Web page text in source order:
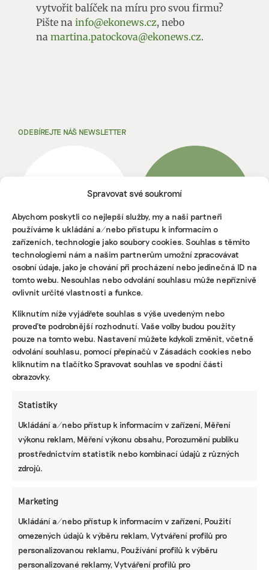
Spravovat své soukromí
Abychom poskytli co nejlepší služby, my a naši partneři
používáme k ukládání a/nebo přístupu k informacím o
zařízeních, technologie jako soubory cookies. Souhlas s těmito
technologiemi nám a našim partnerům umožní zpracovávat
osobní údaje, jako je chování při procházení nebo jedinečná ID na
tomto webu. Nesouhlas nebo odvolání souhlasu může nepříznivě
ovlivnit určité vlastnosti a funkce.
Kliknutím níže vyjádřete souhlas s výše uvedeným nebo
proveďte podrobnější rozhodnutí. Vaše volby budou použity
pouze na tomto webu. Nastavení můžete kdykoli změnit, včetně
odvolání souhlasu, pomocí přepínačů v Zásadách cookies nebo
kliknutím na tlačítko Spravovat souhlas ve spodní části
obrazovky.
Statistiky
Ukládání a/nebo přístup k informacím v zařízení, Měření
výkonu reklam, Měření výkonu obsahu, Porozumění publiku
prostřednictvím statistik nebo kombinací údajů z různých
zdrojů.
Marketing
Ukládání a/nebo přístup k informacím v zařízení, Použití
omezených údajů k výběru reklam, Vytváření profilů pro
personalizovanou reklamu, Používání profilů k výběru
personalizované reklamy, Vytváření profilů pro
vytvořit balíček na míru pro svou firmu?
Pište na info@ekonews.cz, nebo
na martina.patockova@ekonews.cz.
ODEBÍREJTE NÁŠ NEWSLETTER
NEJNOVĚJŠÍ PODCAST
Chceme získat desítky milionů na
udržitelnost, říká právník Abel. Po střetu s
Turkem rozjíždí fond s podporou
developera Sekyry
Přihlásit odběr
popisuje brněnská floristka problémy s
květinami z Afriky
Kvůli Turkovi a Motoristům může Česko
přijít o desítky miliard. Ve hře jsou
akcelerační zóny i povolenky